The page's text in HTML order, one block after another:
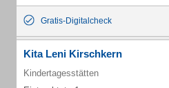
Gratis-Digitalcheck
Kita Leni Kirschkern
Kindertagesstätten